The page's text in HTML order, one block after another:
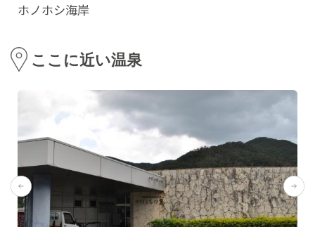
ホノホシ海岸
ここに近い温泉